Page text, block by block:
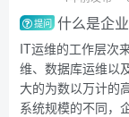
提问 什么是企
IT运维的工作层次
维、数据库运维以
大的为数以万计的
系统规模的不同，